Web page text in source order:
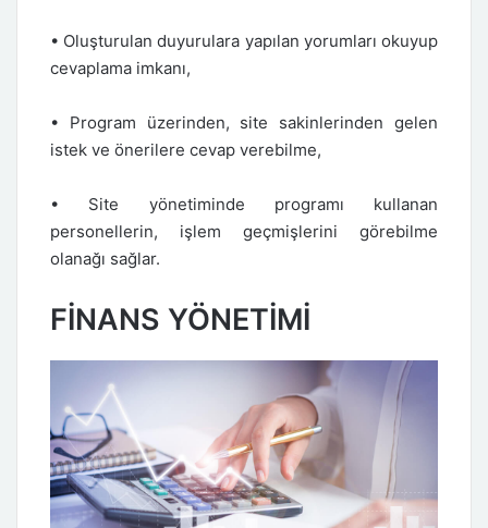
• Oluşturulan duyurulara yapılan yorumları okuyup
cevaplama imkanı,
• Program üzerinden, site sakinlerinden gelen
istek ve önerilere cevap verebilme,
• Site yönetiminde programı kullanan
personellerin, işlem geçmişlerini görebilme
olanağı sağlar.
FİNANS YÖNETİMİ